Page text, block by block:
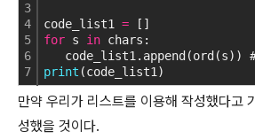
3
4
5
6
7
code_list1 = []
for s in chars:
code_list1.append(ord(s)) #
print (code_list1)
만약 우리가 리스트를 이용해 작성했다고
성했을 것이다.